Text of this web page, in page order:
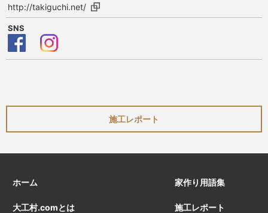
http://takiguchi.net/
SNS
施工レポート
ホーム
大工村.comとは
家作り用語集
施工レポート